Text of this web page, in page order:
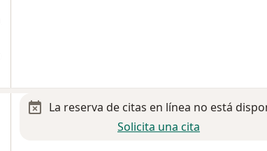
La reserva de citas en línea no está
Solicita una cita